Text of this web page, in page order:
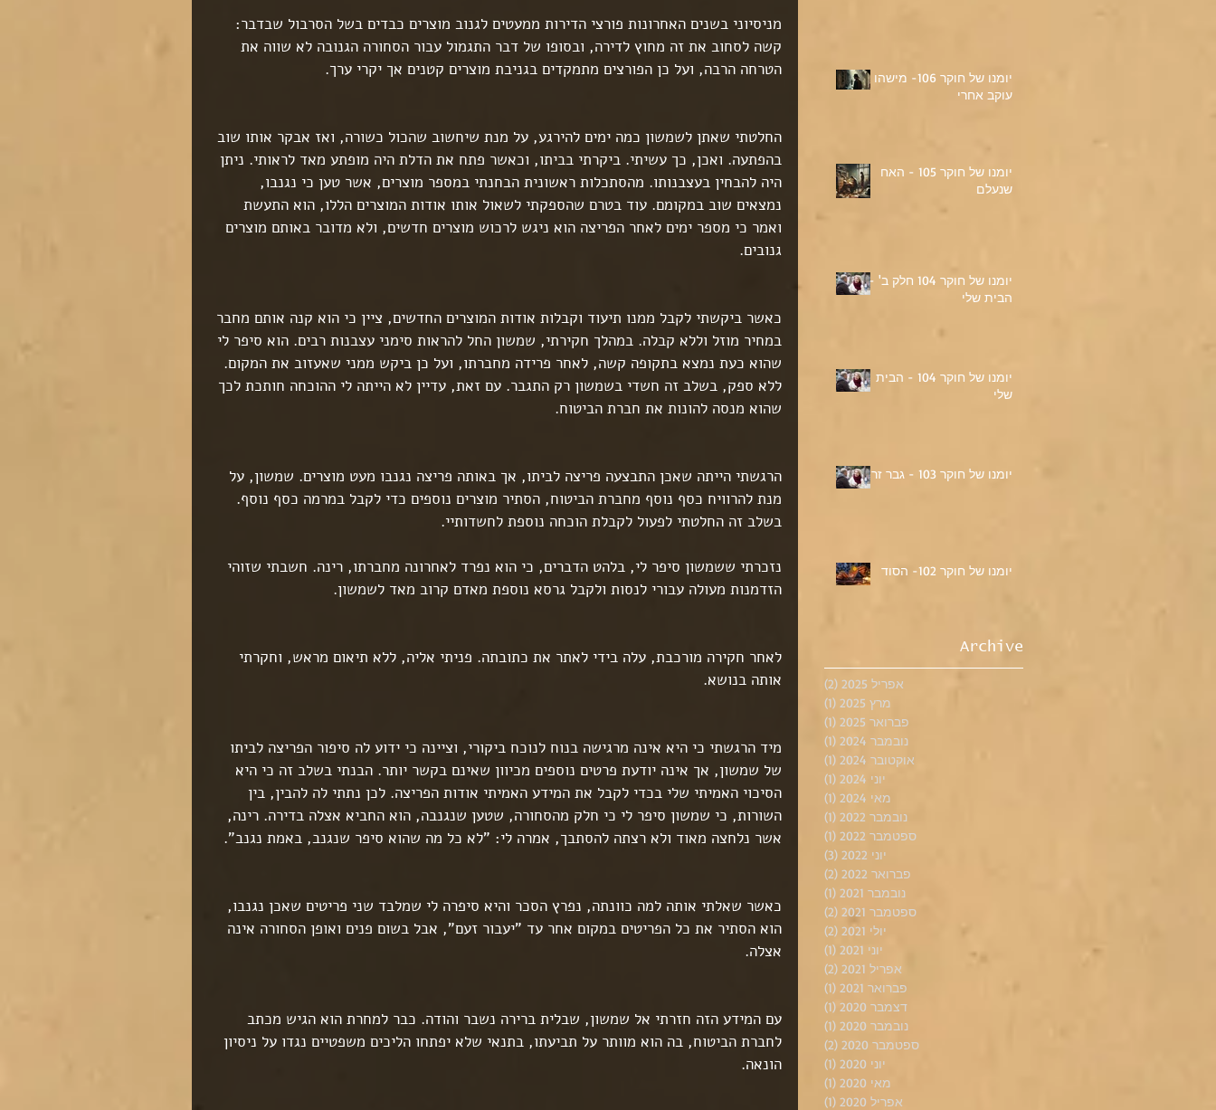
יומנו של חוקר 106- מישהו
עוקב אחרי
יומנו של חוקר 105 - האח
שנעלם
יומנו של חוקר 104 חלק ב' -
הבית שלי
יומנו של חוקר 104 - הבית
שלי
יומנו של חוקר 103 - גבר זר
יומנו של חוקר 102- הסוד
Archive
אפריל 2025 (2)
מרץ 2025
(1)
פברואר 2025
(1)
נובמבר 2024
(1)
אוקטובר 2024
(1)
יוני 2024
(1)
מאי 2024
(1)
נובמבר 2022
(1)
ספטמבר 2022
(1)
יוני 2022
(3)
פברואר 2022
(2)
נובמבר 2021
(1)
ספטמבר 2021
(2)
יולי 2021
(2)
יוני 2021
(1)
אפריל 2021
(2)
פברואר 2021
(1)
דצמבר 2020
(1)
נובמבר 2020
(1)
ספטמבר 2020
(2)
יוני 2020
(1)
מאי 2020
(1)
אפריל 2020
(1)
מניסיוני בשנים האחרונות פורצי הדירות ממעטים לגנוב מוצרים כבדים בשל הסרבול שבדבר:
קשה לסחוב את זה מחוץ לדירה, ובסופו של דבר התגמול עבור הסחורה הגנובה לא שווה את
הטרחה הרבה, ועל כן הפורצים מתמקדים בגניבת מוצרים קטנים אך יקרי ערך.
החלטתי שאתן לשמשון כמה ימים להירגע, על מנת שיחשוב שהכול כשורה, ואז אבקר אותו שוב
בהפתעה. ואכן, כך עשיתי. ביקרתי בביתו, וכאשר פתח את הדלת היה מופתע מאד לראותי. ניתן
היה להבחין בעצבנותו. מהסתכלות ראשונית הבחנתי במספר מוצרים, אשר טען כי נגנבו,
נמצאים שוב במקומם. עוד בטרם שהספקתי לשאול אותו אודות המוצרים הללו, הוא התעשת
ואמר כי מספר ימים לאחר הפריצה הוא ניגש לרכוש מוצרים חדשים, ולא מדובר באותם מוצרים
גנובים.
כאשר ביקשתי לקבל ממנו תיעוד וקבלות אודות המוצרים החדשים, ציין כי הוא קנה אותם מחבר
במחיר מוזל וללא קבלה. במהלך חקירתי, שמשון החל להראות סימני עצבנות רבים. הוא סיפר לי
שהוא כעת נמצא בתקופה קשה, לאחר פרידה מחברתו, ועל כן ביקש ממני שאעזוב את המקום.
ללא ספק, בשלב זה חשדי בשמשון רק התגבר. עם זאת, עדיין לא הייתה לי ההוכחה חותכת לכך
שהוא מנסה להונות את חברת הביטוח.
הרגשתי הייתה שאכן התבצעה פריצה לביתו, אך באותה פריצה נגנבו מעט מוצרים. שמשון, על
מנת להרוויח כסף נוסף מחברת הביטוח, הסתיר מוצרים נוספים כדי לקבל במרמה כסף נוסף.
בשלב זה החלטתי לפעול לקבלת הוכחה נוספת לחשדותיי.
נזכרתי ששמשון סיפר לי, בלהט הדברים, כי הוא נפרד לאחרונה מחברתו, רינה. חשבתי שזוהי
הזדמנות מעולה עבורי לנסות ולקבל גרסא נוספת מאדם קרוב מאד לשמשון.
לאחר חקירה מורכבת, עלה בידי לאתר את כתובתה. פניתי אליה, ללא תיאום מראש, וחקרתי
אותה בנושא.
מיד הרגשתי כי היא אינה מרגישה בנוח לנוכח ביקורי, וציינה כי ידוע לה סיפור הפריצה לביתו
של שמשון, אך אינה יודעת פרטים נוספים מכיוון שאינם בקשר יותר. הבנתי בשלב זה כי היא
הסיכוי האמיתי שלי בכדי לקבל את המידע האמיתי אודות הפריצה. לכן נתתי לה להבין, בין
השורות, כי שמשון סיפר לי כי חלק מהסחורה, שטען שנגנבה, הוא החביא אצלה בדירה. רינה,
אשר נלחצה מאוד ולא רצתה להסתבך, אמרה לי: "לא כל מה שהוא סיפר שנגנב, באמת נגנב".
כאשר שאלתי אותה למה כוונתה, נפרץ הסכר והיא סיפרה לי שמלבד שני פריטים שאכן נגנבו,
הוא הסתיר את כל הפריטים במקום אחר עד "יעבור זעם", אבל בשום פנים ואופן הסחורה אינה
אצלה.
עם המידע הזה חזרתי אל שמשון, שבלית ברירה נשבר והודה. כבר למחרת הוא הגיש מכתב
לחברת הביטוח, בה הוא מוותר על תביעתו, בתנאי שלא יפתחו הליכים משפטיים נגדו על ניסיון
הונאה.